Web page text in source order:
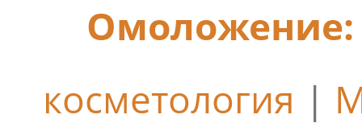
Омоложение:
косметология |